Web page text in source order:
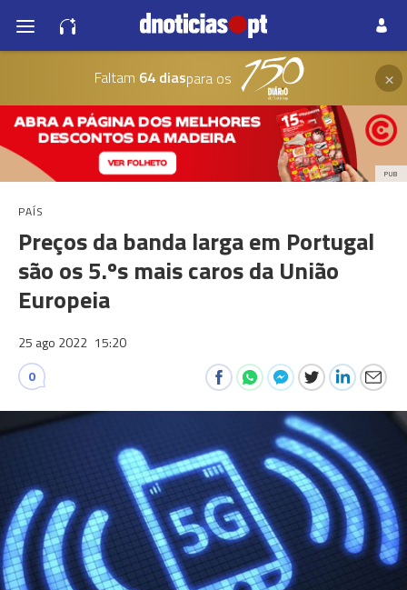
Faltam 64 diaspara os ×
PUB
PAÍS
Preços da banda larga em Portugal
são os 5.ºs mais caros da União
Europeia
25 ago 2022 15:20
0